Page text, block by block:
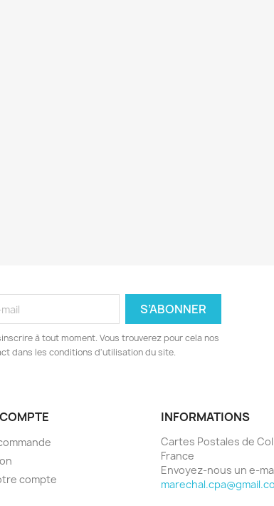
à tout moment. Vous trouverez pour cela nos
dans les conditions d'utilisation du site.
compte
INFORMATIONS
Cartes Postales de
France
Envoyez-nous un e-